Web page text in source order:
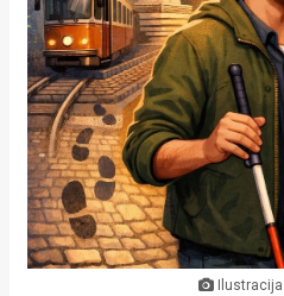
Beauty
Fashion
Zdravlje
Za
stolom
Ilustracija